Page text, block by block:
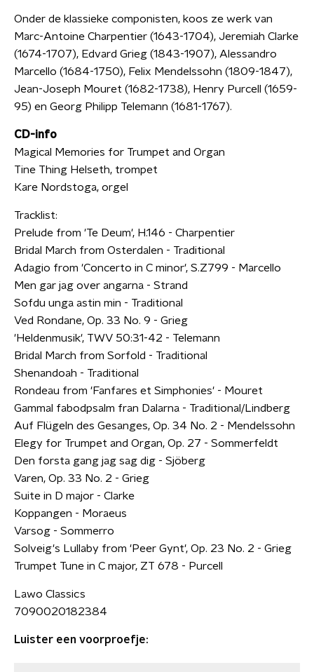
Onder de klassieke componisten, koos ze werk van
Marc-Antoine Charpentier (1643-1704), Jeremiah Clarke
(1674-1707), Edvard Grieg (1843-1907), Alessandro
Marcello (1684-1750), Felix Mendelssohn (1809-1847),
Jean-Joseph Mouret (1682-1738), Henry Purcell (1659-
95) en Georg Philipp Telemann (1681-1767).
CD-info
Magical Memories for Trumpet and Organ
Tine Thing Helseth, trompet
Kare Nordstoga, orgel
Tracklist:
Prelude from 'Te Deum', H.146 - Charpentier
Bridal March from Osterdalen - Traditional
Adagio from 'Concerto in C minor', S.Z799 - Marcello
Men gar jag over angarna - Strand
Sofdu unga astin min - Traditional
Ved Rondane, Op. 33 No. 9 - Grieg
'Heldenmusik', TWV 50:31-42 - Telemann
Bridal March from Sorfold - Traditional
Shenandoah - Traditional
Rondeau from 'Fanfares et Simphonies' - Mouret
Gammal fabodpsalm fran Dalarna - Traditional/Lindberg
Auf Flügeln des Gesanges, Op. 34 No. 2 - Mendelssohn
Elegy for Trumpet and Organ, Op. 27 - Sommerfeldt
Den forsta gang jag sag dig - Sjöberg
Varen, Op. 33 No. 2 - Grieg
Suite in D major - Clarke
Koppangen - Moraeus
Varsog - Sommerro
Solveig's Lullaby from 'Peer Gynt', Op. 23 No. 2 - Grieg
Trumpet Tune in C major, ZT 678 - Purcell
Lawo Classics
7090020182384
Luister een voorproefje: